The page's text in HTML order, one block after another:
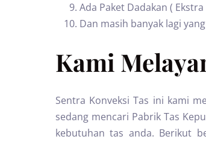
Ada Paket Dadakan ( Ekstra
Dan masih banyak lagi
Kami
Sentra Konveksi Tas ini kami
sedang mencari Pabrik Tas
kebutuhan tas anda. Berikut